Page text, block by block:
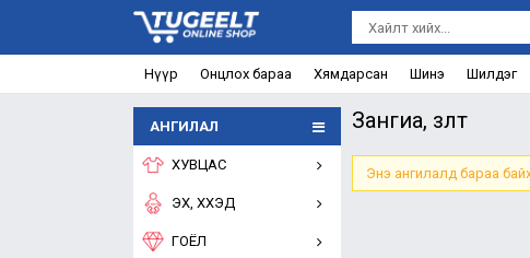
Нүүр Онцлох бараа Хямдарсан Шинэ Шилдэг
АНГИЛАЛ
ХУВЦАС
ЭХ, ХҮҮХЭД
ГОЁЛ
Зангиа, зүүлт
Энэ ангилалд бараа